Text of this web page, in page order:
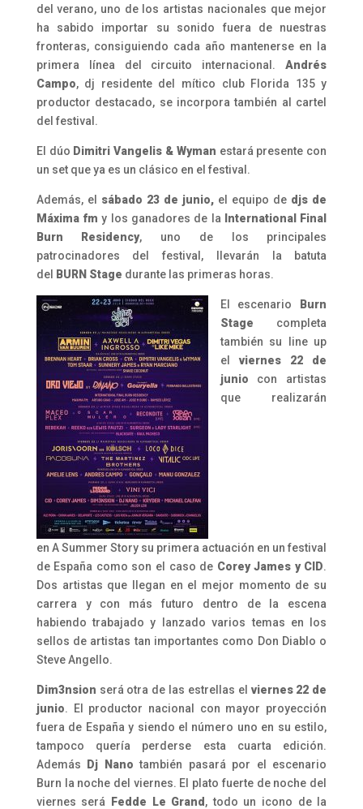
del verano, uno de los artistas nacionales que mejor
ha sabido importar su sonido fuera de nuestras
fronteras, consiguiendo cada año mantenerse en la
primera línea del circuito internacional.Andrés
Campo, dj residente del mítico club Florida 135 y
productor destacado, se incorpora también al cartel
del festival.
El dúo Dimitri Vangelis & Wyman estará presente con
un set que ya es un clásico en el festival.
Además, el sábado 23 de junio, el equipo de djs de
Máxima fm y los ganadores de la
International Final
Burn Residency, uno de los principales
patrocinadores del festival, llevarán la batuta
del
BURN Stage durante las primeras horas.
El escenario
Burn
Stage completa
también su line up
el viernes 22 de
junio con artistas
que realizarán
en ASummer Storysu primera actuación en un festival
de España como son el caso de Corey James y CID.
Dos artistas que llegan en el mejor momento de su
carrera y con más futuro dentro de la escena
habiendo trabajado y lanzado varios temas en los
sellos de artistas tan importantes como Don Diablo o
Steve Angello.
Dim3nsion será otra de las estrellas el viernes 22 de
junio. El productor nacional con mayor proyección
fuera de España y siendo el número uno en su estilo,
tampoco quería perderse esta cuarta edición.
Además
Dj Nano también pasará por el escenario
Burn la noche del viernes. El plato fuerte de noche del
viernes será
Fedde Le Grand , todo un icono de la